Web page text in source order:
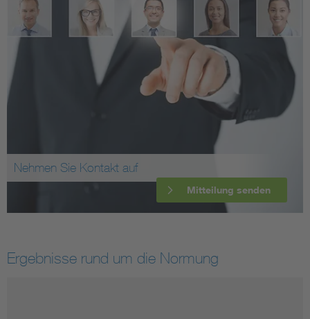
Nehmen Sie Kontakt auf
Mitteilung senden
Ergebnisse rund um die Normung